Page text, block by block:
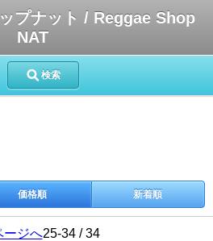
プナット / Reggae Shop
NAT
検索
価格順 新着順
ージへ25-34 / 34